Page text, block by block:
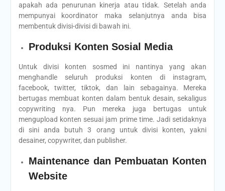
apakah ada penurunan kinerja atau tidak. Setelah anda
mempunyai koordinator maka selanjutnya anda bisa
membentuk divisi-divisi di bawah ini.
Produksi Konten Sosial Media
Untuk divisi konten sosmed ini nantinya yang akan
menghandle seluruh produksi konten di instagram,
facebook, twitter, tiktok, dan lain sebagainya. Mereka
bertugas membuat konten dalam bentuk desain, sekaligus
copywriting nya. Pun mereka juga bertugas untuk
mengupload konten sesuai jam prime time. Jadi setidaknya
di sini anda butuh 3 orang untuk divisi konten, yakni
desainer, copywriter, dan publisher.
Maintenance dan Pembuatan Konten
Website